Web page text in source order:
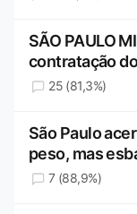
SÃO PAULO
contratação
25 (81,3%)
São Paulo
peso, mas
7 (88,9%)